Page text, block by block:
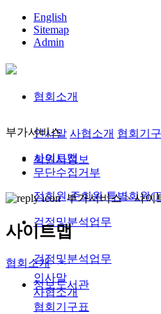
English
Sitemap
Admin
협회소개
인사말 사협소개 협회기
회원사정보
정회원,준회원 특별회원
검정및분석업무
검정및분석업무
정보도서관
부가서비스
사이트맵
무단수집거부
부가서비스 >사이
사이트맵
협회소개
인사말
사협소개
협회기구표